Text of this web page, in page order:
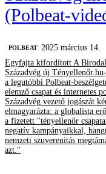
(Polbeat-
‎POLBEAT 2025 március 14.
Egyfajta kifordított A
Századvég új
a legutóbbi Polbeat-
elemző csapat és internetes
Századvég vezető jogászát
elmagyarázta: a globalista
a fizetett "tényellenőr
negatív kampányaikkal,
nemzeti szuverenitás
azt."